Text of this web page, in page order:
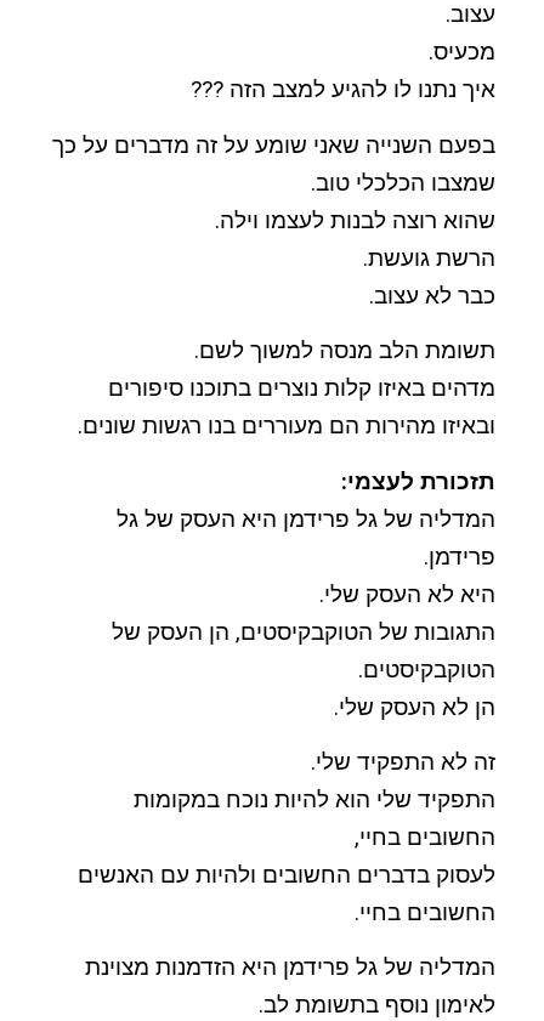
עצוב.
מכעיס.
איך נתנו לו להגיע למצב הזה ???
בפעם השנייה שאני שומע על זה מדברים על כך
שמצבו הכלכלי טוב.
שהוא רוצה לבנות לעצמו וילה.
הרשת גועשת.
כבר לא עצוב.
תשומת הלב מנסה למשוך לשם.
מדהים באיזו קלות נוצרים בתוכנו סיפורים
ובאיזו מהירות הם מעוררים בנו רגשות שונים.
תזכורת לעצמי:
המדליה של גל פרידמן היא העסק של גל
פרידמן.
היא לא העסק שלי.
התגובות של הטוקבקיסטים, הן העסק של
הטוקבקיסטים.
הן לא העסק שלי.
זה לא התפקיד שלי.
התפקיד שלי הוא להיות נוכח במקומות
החשובים בחיי,
לעסוק בדברים החשובים ולהיות עם האנשים
החשובים בחיי.
המדליה של גל פרידמן היא הזדמנות מצוינת
לאימון נוסף בתשומת לב.